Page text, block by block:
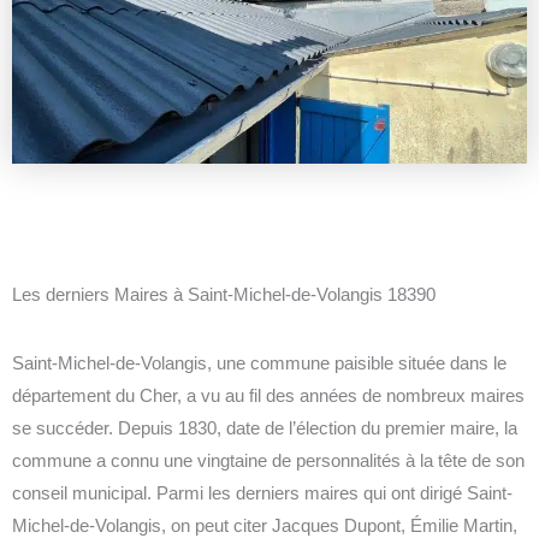
Les derniers Maires à Saint-Michel-de-Volangis 18390
Saint-Michel-de-Volangis, une commune paisible située dans le
département du Cher, a vu au fil des années de nombreux maires
se succéder. Depuis 1830, date de l’élection du premier maire, la
commune a connu une vingtaine de personnalités à la tête de son
conseil municipal. Parmi les derniers maires qui ont dirigé Saint-
Michel-de-Volangis, on peut citer Jacques Dupont, Émilie Martin,